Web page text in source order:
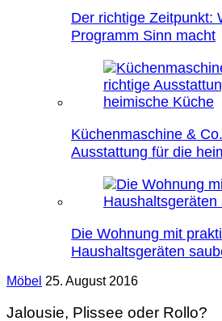
Der richtige Zeitpunkt:
Programm Sinn macht
Küchenmaschine &
Ausstattung für die
Die Wohnung mit
Haushaltsgeräten
Möbel 25. August 2016
Jalousie, Plissee oder Rollo?